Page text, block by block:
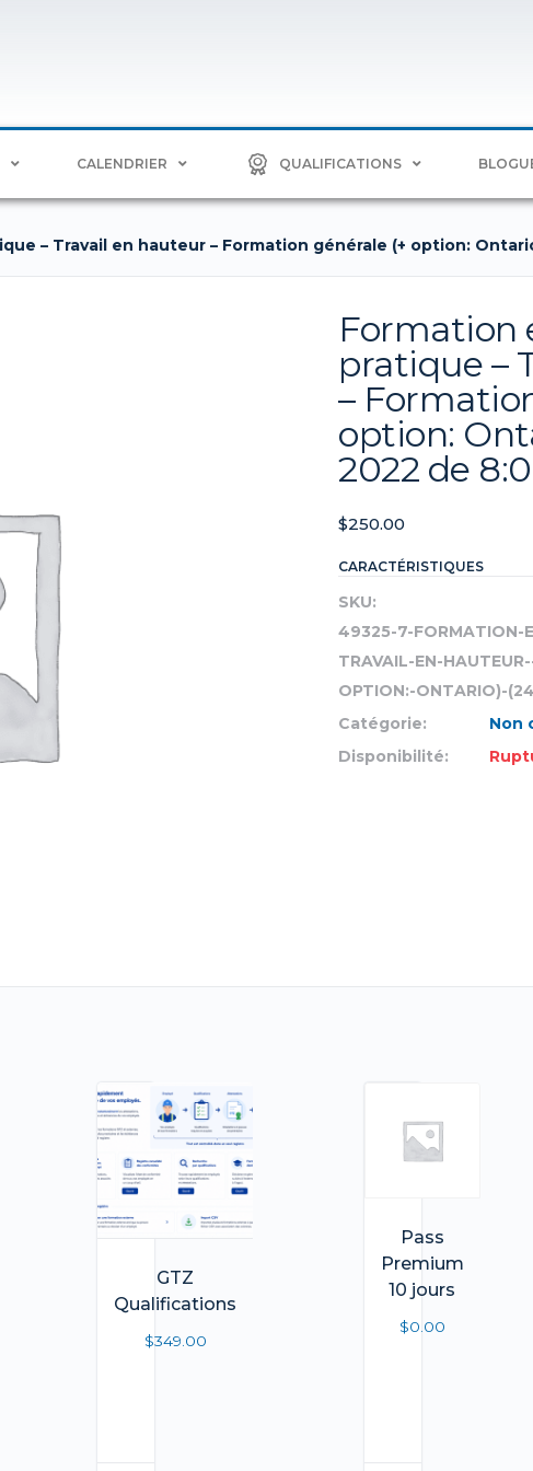
CALENDRIER QUALIFICATIONS
– Travail en hauteur – Formation générale (+ option:
Formation
pratique –
–
option:
2022 de
$250.00
CARACTÉRISTIQUES
SKU:
49325-7-FORMATION-
TRAVAIL-EN-
OPTION:-ONTARIO)-
Catégorie:
Non
Disponibilité:
GTZ
Qualifications
$349.00
Pass
Premium
10 jours
$0.00